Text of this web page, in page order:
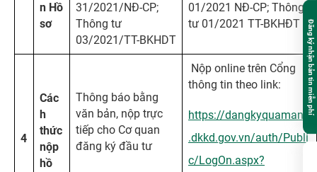
n Hồ
sơ
31/2021/NĐ-CP;
Thông tư
03/2021/TT-BKHDT
01/2021 NĐ-CP; Thông
tư 01/2021 TT-BKHĐT
4
Các
h
thức
nộp
hồ
Thông báo bằng
văn bản, nộp trực
tiếp cho Cơ quan
đăng ký đầu tư
Nộp online trên Cổng
thông tin theo link:
https://dangkyquamang
.dkkd.gov.vn/auth/Publi
c/LogOn.aspx?
Đăng ký nhận bản tin miễn phí